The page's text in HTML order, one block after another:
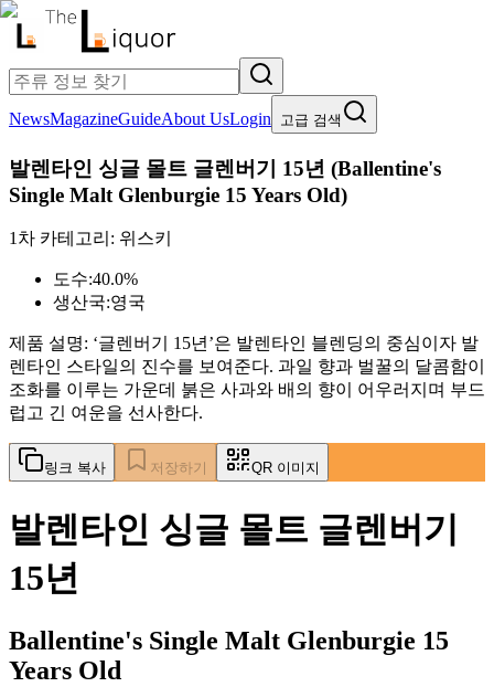
NewsMagazineGuideAbout UsLogin 고급 검색
발렌타인 싱글 몰트 글렌버기 15년 (Ballentine's
Single Malt Glenburgie 15 Years Old)
1차 카테고리: 위스키
도수:40.0%
생산국:영국
제품 설명: ‘글렌버기 15년’은 발렌타인 블렌딩의 중심이자 발
렌타인 스타일의 진수를 보여준다. 과일 향과 벌꿀의 달콤함이
조화를 이루는 가운데 붉은 사과와 배의 향이 어우러지며 부드
럽고 긴 여운을 선사한다.
링크 복사 저장하기 QR 이미지
발렌타인 싱글 몰트 글렌버기
15년
Ballentine's Single Malt Glenburgie 15
Years Old